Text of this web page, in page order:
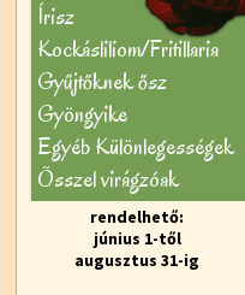
Írisz
Kockásliliom/Fritillaria
Gyűjtőknek ősz
Gyöngyike
Egyéb Különlegességek
Õsszel virágzóak
rendelhető:
június 1-től
augusztus 31-ig